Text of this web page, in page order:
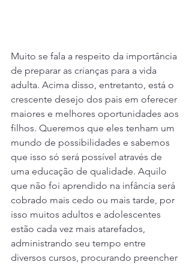
Muito se fala a respeito da importância
de preparar as crianças para a vida
adulta. Acima disso, entretanto, está o
crescente desejo dos pais em oferecer
maiores e melhores oportunidades aos
filhos. Queremos que eles tenham um
mundo de possibilidades e sabemos
que isso só será possível através de
uma educação de qualidade. Aquilo
que não foi aprendido na infância será
cobrado mais cedo ou mais tarde, por
isso muitos adultos e adolescentes
estão cada vez mais atarefados,
administrando seu tempo entre
diversos cursos, procurando preencher